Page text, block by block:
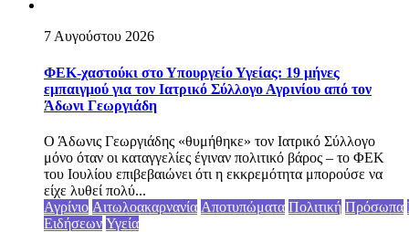
7 Αυγούστου 2026
ΦΕΚ-χαστούκι στο Υπουργείο Υγείας: 19 μήνες
εμπαιγμού για τον Ιατρικό Σύλλογο Αγρινίου από τον
Άδωνι Γεωργιάδη
Ο Άδωνις Γεωργιάδης «θυμήθηκε» τον Ιατρικό Σύλλογο
μόνο όταν οι καταγγελίες έγιναν πολιτικό βάρος – το ΦΕΚ
του Ιουλίου επιβεβαιώνει ότι η εκκρεμότητα μπορούσε να
είχε λυθεί πολύ...
Αγρίνιο Αιτωλοακαρνανία Αποτυπώματα Πολιτική Πρόσωπα
Ειδήσεων Υγεία